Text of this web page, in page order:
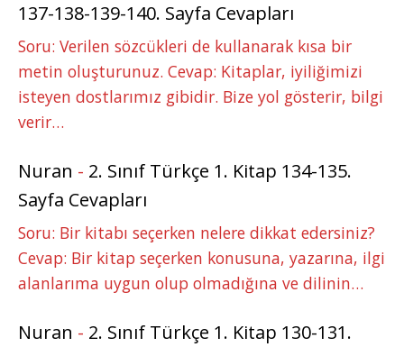
137-138-139-140. Sayfa Cevapları
Soru: Verilen sözcükleri de kullanarak kısa bir
metin oluşturunuz. Cevap: Kitaplar, iyiliğimizi
isteyen dostlarımız gibidir. Bize yol gösterir, bilgi
verir…
Nuran - 2. Sınıf Türkçe 1. Kitap 134-135.
Sayfa Cevapları
Soru: Bir kitabı seçerken nelere dikkat edersiniz?
Cevap: Bir kitap seçerken konusuna, yazarına, ilgi
alanlarıma uygun olup olmadığına ve dilinin…
Nuran - 2. Sınıf Türkçe 1. Kitap 130-131.